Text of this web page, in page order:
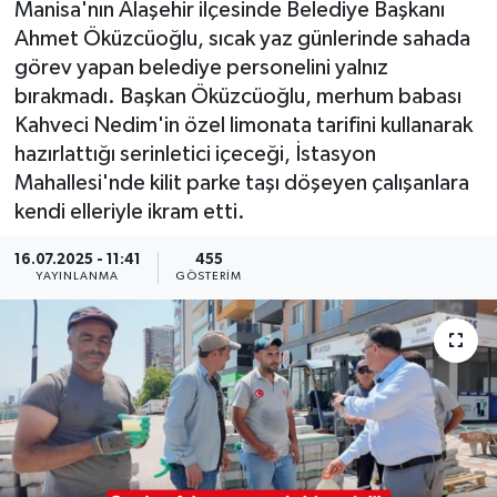
Manisa'nın Alaşehir ilçesinde Belediye Başkanı
Ahmet Öküzcüoğlu, sıcak yaz günlerinde sahada
görev yapan belediye personelini yalnız
bırakmadı. Başkan Öküzcüoğlu, merhum babası
Kahveci Nedim'in özel limonata tarifini kullanarak
hazırlattığı serinletici içeceği, İstasyon
Mahallesi'nde kilit parke taşı döşeyen çalışanlara
kendi elleriyle ikram etti.
16.07.2025 - 11:41
YAYINLANMA
455
GÖSTERIM
KÜLTÜR SANAT
YAŞAM
LIFE
SARIGÖL
SARUHANLI
SELENDİ
KIRKAĞAÇ
DEMİRCİ
GÖLMARMARA
GÖRDES
KÖPRÜBAŞI
SOMA
KÖPRÜBAŞI
KULA
SALİHLİ
SARIGÖL
SARUHANLI
ŞEHZADELER
SELENDİ
SOMA
TURGUTLU
EKONOMİ
EĞİTİM
KÜLTÜR SANAT
SPOR
YAŞAM
LIFE
BİLİM VE TEKNOLOJİ
YAZARLAR
MANİSA'NIN YÖRESEL LEZZETLERİ